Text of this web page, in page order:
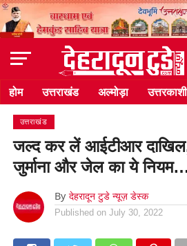
होम उत्तराखंड अल्मोड़ा उत्तरकाशी
उत्तराखंड
जल्द कर लें आईटीआर
जुर्माना और जेल का ये
By देहरादून टुडे न्यूज़ डेस्क
Published on July 30, 2022